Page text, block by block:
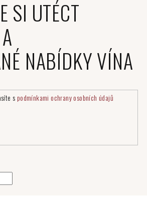
SI UTÉCT
NABÍDKY VÍNA
s podmínkami ochrany osobních údajů